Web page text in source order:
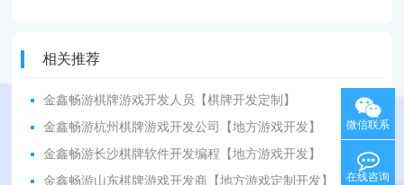
相关推荐
金鑫畅游棋牌游戏开发人员【棋牌开发定制】
金鑫畅游杭州棋牌游戏开发公司【地方游戏开发】
金鑫畅游长沙棋牌软件开发编程【地方游戏开发】
金鑫畅游山东棋牌游戏开发商【地方游戏定制开发】
微信联系
在线咨询